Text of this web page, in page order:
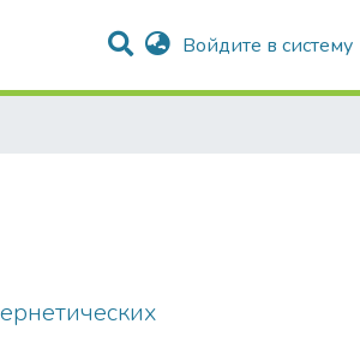
Войдите в систему